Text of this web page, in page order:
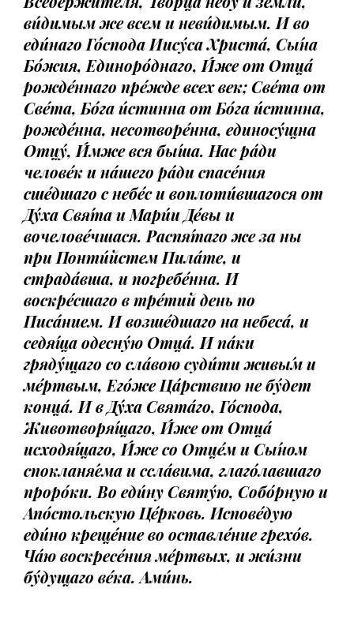
ви́димым же всем и неви́димым. И во
еди́наго Го́спода Иису́са Христа́, Сы́на
Бо́жия, Единоро́днаго, И́же от Отца́
рожде́ннаго пре́жде всех век; Све́та от
Све́та, Бо́га и́стинна от Бо́га и́стинна,
рожде́нна, несотворе́нна, единосу́щна
Отцу́, И́мже вся бы́ша. Нас ра́ди
челове́к и на́шего ра́ди спасе́ния
сше́дшаго с небе́с и воплоти́вшагося от
Ду́ха Свя́та и Мари́и Де́вы и
вочелове́чшася. Распя́таго же за ны
при Понти́йстем Пила́те, и
страда́вша, и погребе́нна. И
воскре́сшаго в тре́тий день по
Писа́нием. И возше́дшаго на небеса́, и
седя́ща одесну́ю Отца́. И па́ки
гряду́щаго со сла́вою суди́ти живы́м и
ме́ртвым, Его́же Ца́рствию не бу́дет
конца́. И в Ду́ха Свята́го, Го́спода,
Животворя́щаго, И́же от Отца́
исходя́щаго, И́же со Отце́м и Сы́ном
спокланя́ема и ссла́вима, глаго́лавшаго
проро́ки. Во еди́ну Святу́ю, Собо́рную и
Апо́стольскую Це́рковь. Испове́дую
еди́но креще́ние во оставле́ние грехо́в.
Ча́ю воскресе́ния ме́ртвых, и жи́зни
бу́дущаго ве́ка. Ами́нь.